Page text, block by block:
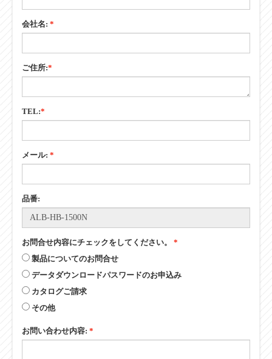
会社名: *
ご住所:*
TEL:*
メール: *
品番:
お問合せ内容にチェックをしてください。 *
製品についてのお問合せ
データダウンロードパスワードのお申込み
カタログご請求
その他
お問い合わせ内容: *